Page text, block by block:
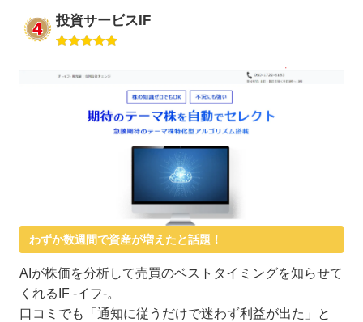
投資サービスIF
わずか数週間で資産が増えたと話題！
AIが株価を分析して売買のベストタイミングを知らせて
くれるIF -イフ-。
口コミでも「通知に従うだけで迷わず利益が出た」と